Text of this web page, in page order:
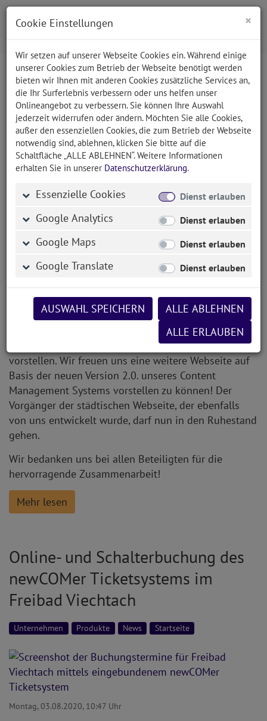
Startseite
Erfolgreicher Relaunch von
www.viechtach.de
Donnerstag, 19.11.2020, 08:49 Uhr
Dienstag, den 19.11.2020 durften wir den neuen
Internetauftritt der Stadt Viechtach öffentlich
vorstellen. Wir freuen uns eine weitere Webseite auf
Basis der neuen Version 2.0. unseres Content
Management Systems vorstellen zu können! Der
Vorgänger der städtischen Webseite, der ebenfalls
von uns entwickelt wurde, darf nun in den Ruhestand
gehen.
Wir bedanken uns bei allen Beteiligten für die
hervorragende Zusammenarbeit!
Mehr lesen
Online- und Schalterbuchung des
newCOMer Ticketsystems im
Freibad Viechtach
Unternehmen Produkte News Startseite
Montag, 03.08.2020, 10:47 Uhr
Cookie Einstellungen ×
Wir setzen auf unserer Webseite Cookies ein. Während einige
unserer Cookies zum Betrieb der Webseite benötigt werden
bieten wir Ihnen mit anderen Cookies zusätzliche Services an,
die Ihr Surferlebnis verbessern oder uns helfen unser
Onlineangebot zu verbessern. Sie können Ihre Auswahl
jederzeit widerrufen oder ändern. Möchten Sie alle Cookies,
außer den essenziellen Cookies, die zum Betrieb der Webseite
notwendig sind, ablehnen, klicken Sie bitte auf die
Schaltfläche „ALLE ABLEHNEN“. Weitere Informationen
erhalten Sie in unserer Datenschutzerklärung.
Essenzielle Cookies Dienst erlauben
Google Analytics Dienst erlauben
Google Maps Dienst erlauben
Google Translate Dienst erlauben
AUSWAHL SPEICHERN
ALLE ABLEHNEN
ALLE ERLAUBEN